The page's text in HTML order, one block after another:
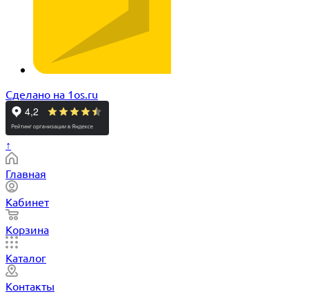
Сделано на 1os.ru
↑
Главная
Кабинет
Корзина
Каталог
Контакты